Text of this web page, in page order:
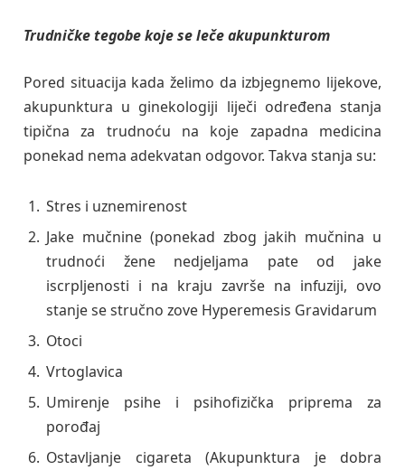
Trudničke tegobe koje se leče akupunkturom
Pored situacija kada želimo da izbjegnemo lijekove,
akupunktura u ginekologiji liječi određena stanja
tipična za trudnoću na koje zapadna medicina
ponekad nema adekvatan odgovor. Takva stanja su:
Stres i uznemirenost
Jake mučnine (ponekad zbog jakih mučnina u
trudnoći žene nedjeljama pate od jake
iscrpljenosti i na kraju završe na infuziji, ovo
stanje se stručno zove Hyperemesis Gravidarum
Otoci
Vrtoglavica
Umirenje psihe i psihofizička priprema za
porođaj
Ostavljanje cigareta (Akupunktura je dobra